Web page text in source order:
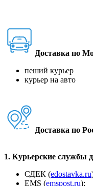
Доставка по
пеший курьер
курьер на авто
Доставка по
1. Курьерские службы
СДЕК (edostavka.ru
ЕМS (emspost.ru);